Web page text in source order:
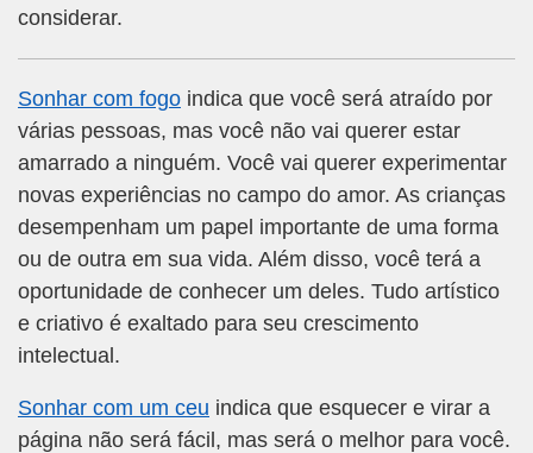
considerar.
Sonhar com fogo indica que você será atraído por
várias pessoas, mas você não vai querer estar
amarrado a ninguém. Você vai querer experimentar
novas experiências no campo do amor. As crianças
desempenham um papel importante de uma forma
ou de outra em sua vida. Além disso, você terá a
oportunidade de conhecer um deles. Tudo artístico
e criativo é exaltado para seu crescimento
intelectual.
Sonhar com um ceu indica que esquecer e virar a
página não será fácil, mas será o melhor para você.